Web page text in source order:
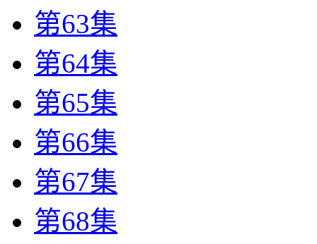
第63集
第64集
第65集
第66集
第67集
第68集